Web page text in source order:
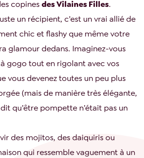
copinesdes Vilaines Filles.
un récipient, c’est un vrai allié de
chic et flashy que même votre
glamour dedans. Imaginez-vous
gogo tout en rigolant avec vos
vous devenez toutes un peu plus
(mais de manière très élégante,
qu’être pompette n’était pas un
des mojitos, des daiquiris ou
qui ressemble vaguement à un